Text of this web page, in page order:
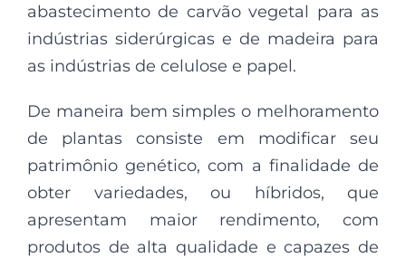
abastecimento de carvão vegetal para as
indústrias siderúrgicas e de madeira para
as indústrias de celulose e papel.
De maneira bem simples o melhoramento
de plantas consiste em modificar seu
patrimônio genético, com a finalidade de
obter variedades, ou híbridos, que
apresentam maior rendimento, com
produtos de alta qualidade e capazes de